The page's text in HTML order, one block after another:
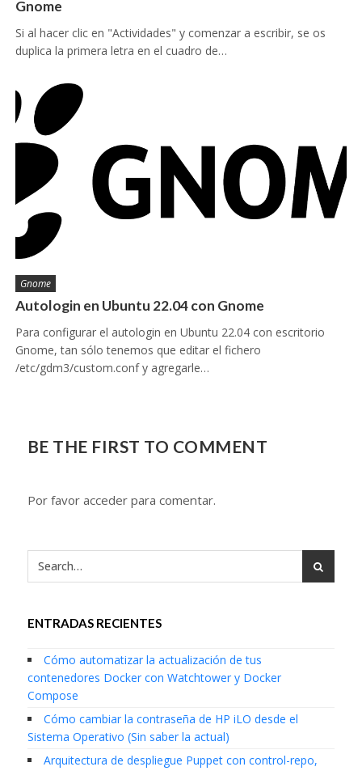
Gnome
Si al hacer clic en "Actividades" y comenzar a escribir, se os
duplica la primera letra en el cuadro de…
Gnome
Autologin en Ubuntu 22.04 con Gnome
Para configurar el autologin en Ubuntu 22.04 con escritorio
Gnome, tan sólo tenemos que editar el fichero
/etc/gdm3/custom.conf y agregarle…
BE THE FIRST TO COMMENT
Por favor acceder para comentar.
ENTRADAS RECIENTES
Cómo automatizar la actualización de tus
contenedores Docker con Watchtower y Docker
Compose
Cómo cambiar la contraseña de HP iLO desde el
Sistema Operativo (Sin saber la actual)
Arquitectura de despliegue Puppet con control-repo,